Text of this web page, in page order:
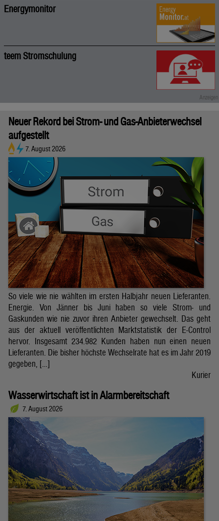
Energymonitor
teem Stromschulung
Neuer Rekord bei Strom- und Gas-Anbieterwechsel
aufgestellt
7. August 2026
So viele wie nie wählten im ersten Halbjahr neuen Lieferanten.
Energie. Von Jänner bis Juni haben so viele Strom- und
Gaskunden wie nie zuvor ihren Anbieter gewechselt. Das geht
aus der aktuell veröffentlichten Marktstatistik der E-Control
hervor. Insgesamt 234.982 Kunden haben nun einen neuen
Lieferanten. Die bisher höchste Wechselrate hat es im Jahr 2019
gegeben, […]
Kurier
Wasserwirtschaft ist in Alarmbereitschaft
7. August 2026